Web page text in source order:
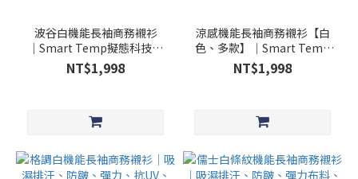
波谷白機能長袖商務襯衫
│Smart Temp擬態科技│
動態溫控、吸濕排汗、防
皺、彈力
NT$1,998
涼感機能長袖商務襯衫【白
色、多款】│Smart Temp
擬態科技│動態涼感溫控、
吸濕排汗、防皺、彈力｜
NT$1,998